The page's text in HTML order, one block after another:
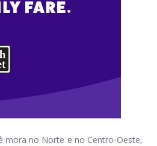
mora no Norte e no Centro-Oeste,